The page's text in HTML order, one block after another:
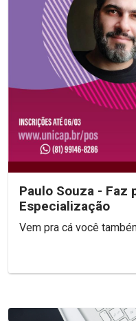
Paulo Souza - Faz
Especialização
Vem pra cá você